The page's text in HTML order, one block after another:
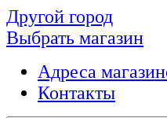
Другой город
Выбрать магазин
Адреса
Контакты